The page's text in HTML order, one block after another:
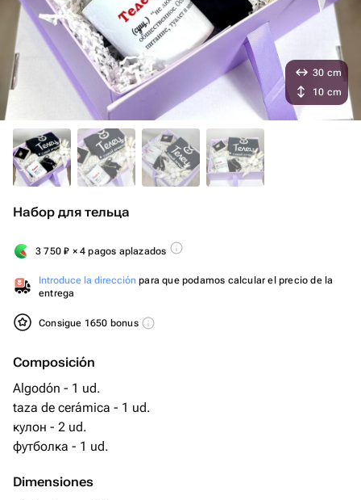
Набор для тельца
3 750₽ × 4 pagos aplazados
Introduce la dirección para que podamos calcular el precio de la
entrega
Consigue 1650 bonus
Composición
Algodón - 1 ud.
taza de cerámica - 1 ud.
кулон - 2 ud.
футболка - 1 ud.
Dimensiones
30 cm
10 cm